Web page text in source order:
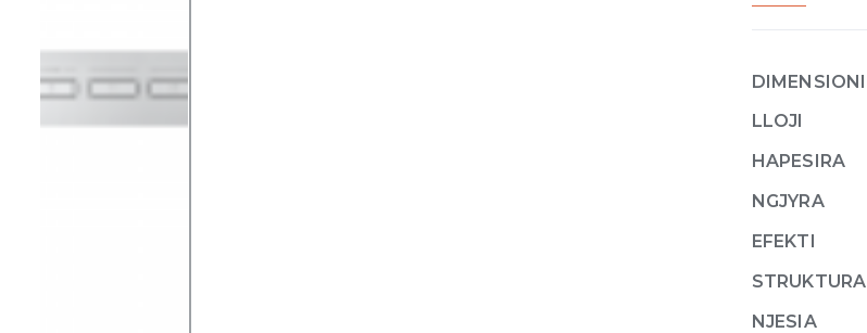
five
functions,
button
707
Metal
Brushed
DIMENSIONI
LLOJI
HAPESIRA
NGJYRA
EFEKTI
STRUKTURA
NJESIA